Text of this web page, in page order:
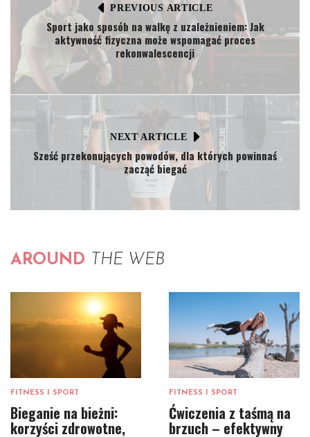
PREVIOUS ARTICLE
Sport jako sposób na walkę z uzależnieniem: Jak
aktywność fizyczna może wspomagać proces
rekonwalescencji
NEXT ARTICLE
Sześć przekonujących powodów, dla których powinnaś
zacząć biegać
AROUND THE WEB
FITNESS I SPORT
Bieganie na bieżni:
korzyści zdrowotne,
FITNESS I SPORT
Ćwiczenia z taśmą na
brzuch – efektywny